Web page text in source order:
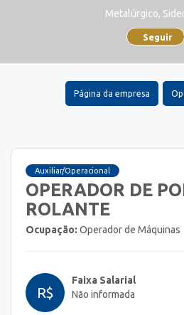
Metalúrgico,
Seguir
Página da empresa
Auxiliar/Operacional
OPERADOR DE
ROLANTE
Ocupação: Operador de Máquinas
R$
Faixa Salarial
Não informada